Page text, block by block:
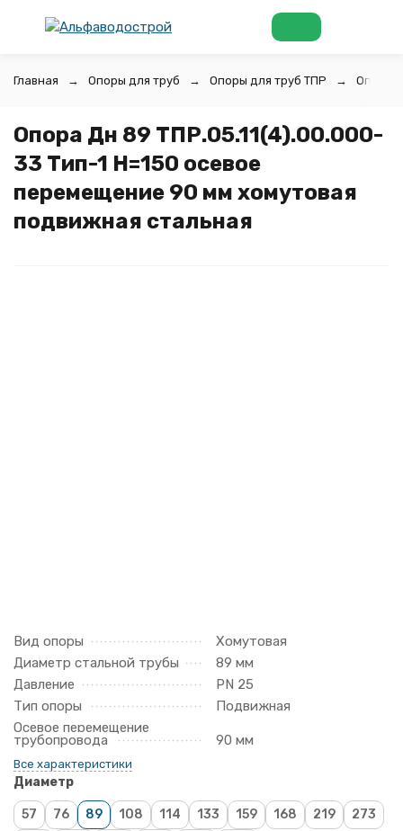
Главная Опоры для труб Опоры для труб ТПР Опоры
Опора Дн 89 ТПР.05.11(4).00.000-
33 Тип-1 H=150 осевое
перемещение 90 мм хомутовая
подвижная стальная
Вид опоры
Хомутовая
Диаметр стальной трубы
89 мм
Давление
PN 25
Тип опоры
Подвижная
Осевое перемещение
трубопровода 90 мм
Все характеристики
Диаметр
57 76 89 108 114 133 159 168 219
273